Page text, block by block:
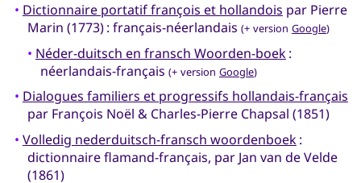
• Dictionnaire portatif françois et hollandois par Pierre
Marin (1773) : français-néerlandais (+ version Google)
• Néder-duitsch en fransch Woorden-boek:
néerlandais-français (+ version Google)
• Dialogues familiers et progressifs hollandais-français
par François Noël & Charles-Pierre Chapsal (1851)
• Volledig nederduitsch-fransch woordenboek:
dictionnaire flamand-français, par Jan van de Velde
(1861)